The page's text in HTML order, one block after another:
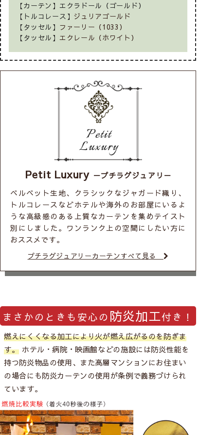
【カーテン】エクラドール（ゴールド）
【トルコレース】 ジュリアゴールド
【タッセル】 ファーリー（1033）
【タッセル】 エクレール（ホワイト）
Petit Luxury －プチラグジュアリ－
ベルベット生地、クラシックなジャガード織り、
トルコレースなどホテルや海外のお部屋にいるよ
うな高級感のある上質なカーテンを集めテイスト
別にしました。ワンランク上の空間にしたい方に
おススメです。
プチラグジュアリーカーテンすべて見る
まさかのときも安心の 防炎加工付き！
燃えにくくなる加工により火が燃え広がるのを防ぎま
す。 ホテル・病院・映画館などの施設には防炎性能を
持つ防炎物品の使用、また高層マンションにお住まい
の場合にも防炎カーテンの使用が条例で義務づけられ
ています。